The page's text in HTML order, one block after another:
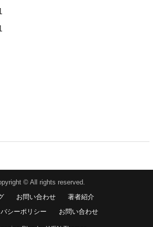
© All rights reserved.
お問い合わせ
著者紹介
シーポリシー
お問い合わせ